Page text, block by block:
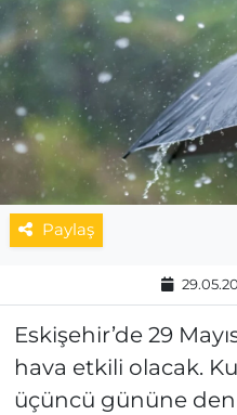
Paylaş
Eskişehir’de 29
hava etkili olacak.
üçüncü gününe
MAGAZİN
ESKİŞEHİRSPOR